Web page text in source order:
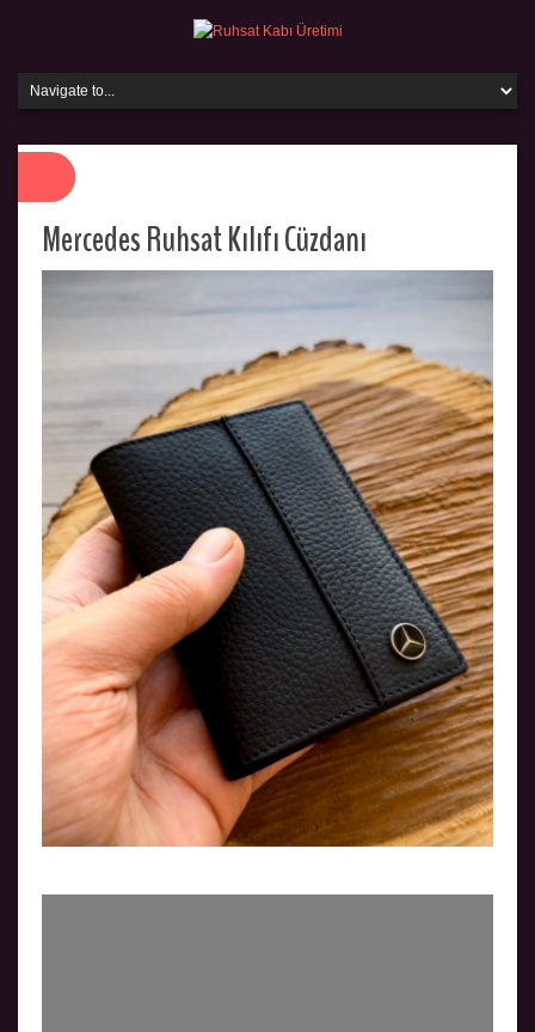
Mercedes Ruhsat Kılıfı Cüzdanı